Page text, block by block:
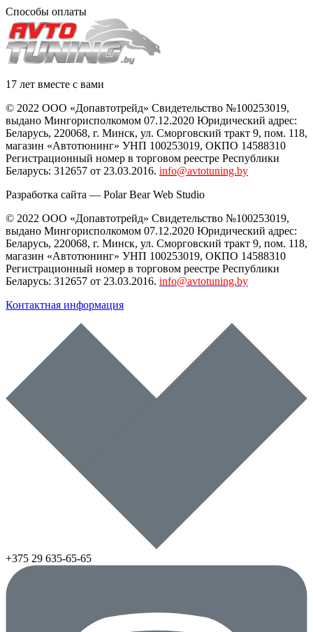
Способы оплаты
17 лет вместе с вами
© 2022 ООО «Допавтотрейд» Свидетельство №100253019,
выдано Мингорисполкомом 07.12.2020 Юридический адрес:
Беларусь, 220068, г. Минск, ул. Сморговский тракт 9, пом. 118,
магазин «Автотюнинг» УНП 100253019, ОКПО 14588310
Регистрационный номер в торговом реестре Республики
Беларусь: 312657 от 23.03.2016. info@avtotuning.by
Разработка сайта — Polar Bear Web Studio
© 2022 ООО «Допавтотрейд» Свидетельство №100253019,
выдано Мингорисполкомом 07.12.2020 Юридический адрес:
Беларусь, 220068, г. Минск, ул. Сморговский тракт 9, пом. 118,
магазин «Автотюнинг» УНП 100253019, ОКПО 14588310
Регистрационный номер в торговом реестре Республики
Беларусь: 312657 от 23.03.2016. info@avtotuning.by
Контактная информация
+375 29 635-65-65